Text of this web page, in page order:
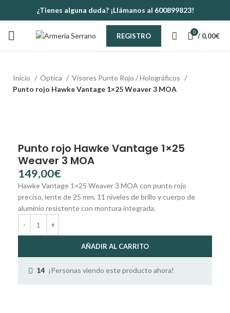
¿Tienes alguna duda? ¡Llámanos al 600899823!
REGISTRO 0 / 0,00€
Inicio Óptica
Visores Punto Rojo / Holográficos
Punto rojo Hawke Vantage 1×25 Weaver 3 MOA
Punto rojo Hawke Vantage 1×25
Weaver 3 MOA
€
Hawke Vantage 1×25 Weaver 3 MOA con punto rojo
preciso, lente de 25 mm, 11 niveles de brillo y cuerpo de
aluminio resistente con montura integrada.
AÑADIR AL CARRITO
14 ¡Personas viendo este producto ahora!